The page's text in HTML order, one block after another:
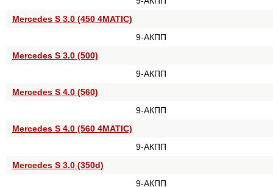
Mercedes S 3.0 (450 4MATIC)
9-АКПП
Mercedes S 3.0 (500)
9-АКПП
Mercedes S 4.0 (560)
9-АКПП
Mercedes S 4.0 (560 4MATIC)
9-АКПП
Mercedes S 3.0 (350d)
9-АКПП